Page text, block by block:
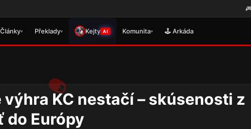
🎮 Právě se
Články▾ Překlady▾ Kejty AI Komunita▾ 🕹️ Arkáda
KC nestačí – skúsenosti z
do Európy